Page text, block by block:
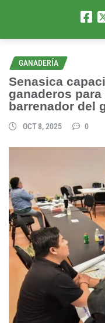
GANADERÍA
Senasica
ganaderos
barrenador del
OCT 8, 2025 0